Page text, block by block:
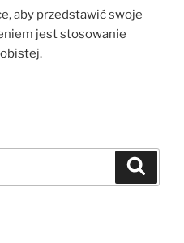
aby przedstawić swoje
jest stosowanie